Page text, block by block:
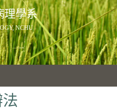
理學系
NCHU